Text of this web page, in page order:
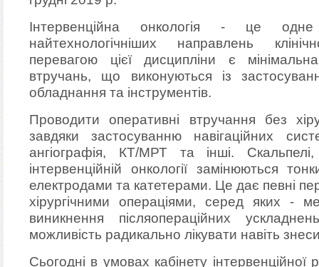
Інтервенційна онкологія - це
найтехнологічніших направлень
перевагою цієї дисципліни є мінімальна
втручань, що виконуються із
обладнання та інструментів.
Проводити оперативні втручання без
завдяки застосуванню навігаційних
ангіографія, КТ/МРТ та інші.
інтервенційній онкології замінюються
електродами та катетерами. Це дає певні
хірургічними операціями, серед яких -
виникнення післяопераційних
можливість радикально лікувати навіть
Сьогодні в умовах кабінету інтервенційної